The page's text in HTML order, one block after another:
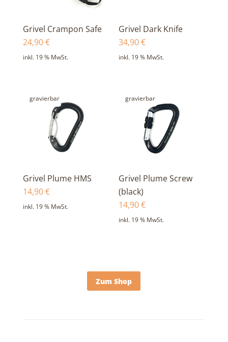
Grivel Crampon Safe
24,90€
inkl. 19 % MwSt.
Grivel Dark Knife
34,90€
inkl. 19 % MwSt.
gravierbar
Grivel Plume HMS
14,90€
inkl. 19 % MwSt.
gravierbar
Grivel Plume Screw
(black)
14,90€
inkl. 19 % MwSt.
Zum Shop